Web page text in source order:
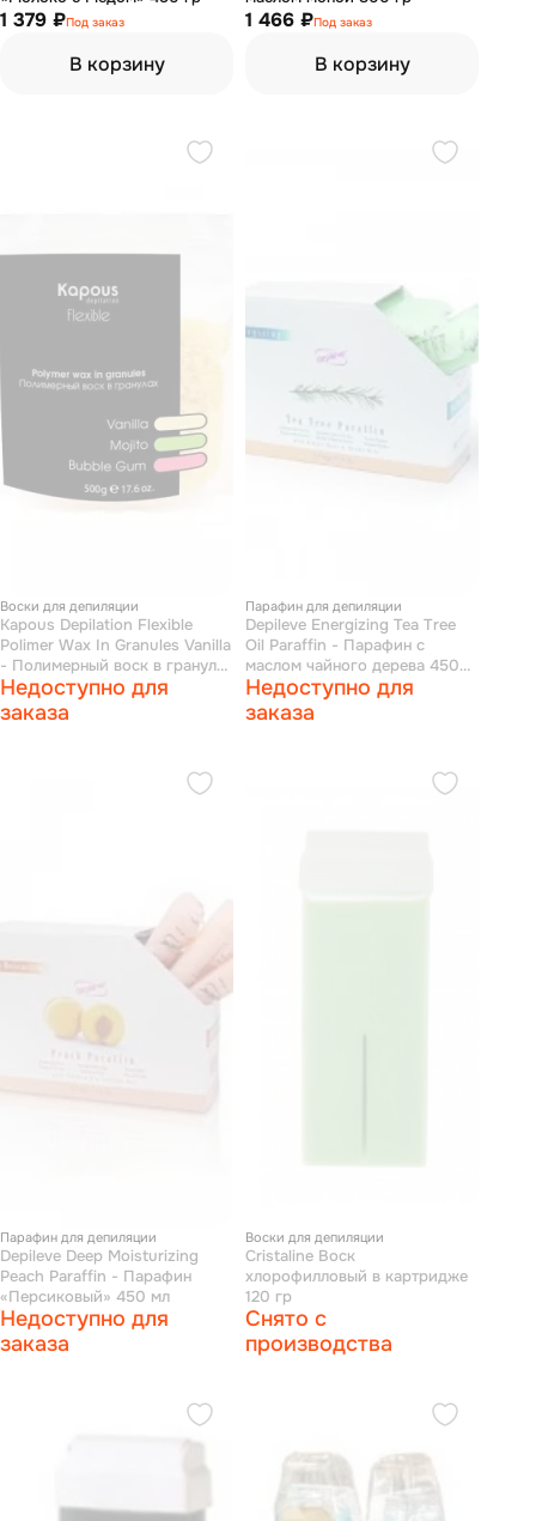
1 379 ₽Под заказ
В корзину
1 466 ₽Под заказ
В корзину
Воски для депиляции
Kapous Depilation Flexible
Polimer Wax In Granules Vanilla
- Полимерный воск в гранулах
с ароматом Ваниль 500 гр
Недоступно для
заказа
Парафин для депиляции
Depileve Energizing Tea Tree
Oil Paraffin - Парафин с
маслом чайного дерева 450
мл
Недоступно для
заказа
Парафин для депиляции
Depileve Deep Moisturizing
Peach Paraffin - Парафин
«Персиковый» 450 мл
Недоступно для
заказа
Воски для депиляции
Cristaline Воск
хлорофилловый в картридже
120 гр
Снято с
производства